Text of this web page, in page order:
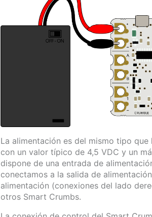
La alimentación es del mismo tipo
con un valor típico de 4,5 VDC y un
dispone de una entrada de
conectamos a la salida de
alimentación (conexiones del lado
otros Smart Crumbs.